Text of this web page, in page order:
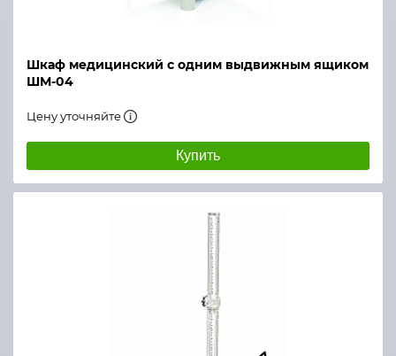
Шкаф медицинский с одним выдвижным ящиком
ШМ-04
Цену уточняйте
Купить